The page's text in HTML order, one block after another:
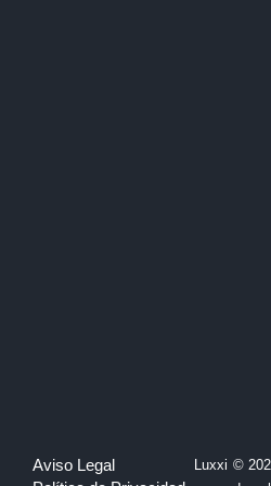
Aviso Legal
Luxxi ©